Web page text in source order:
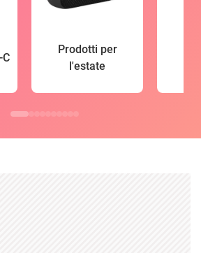
Prodotti per
l'estate